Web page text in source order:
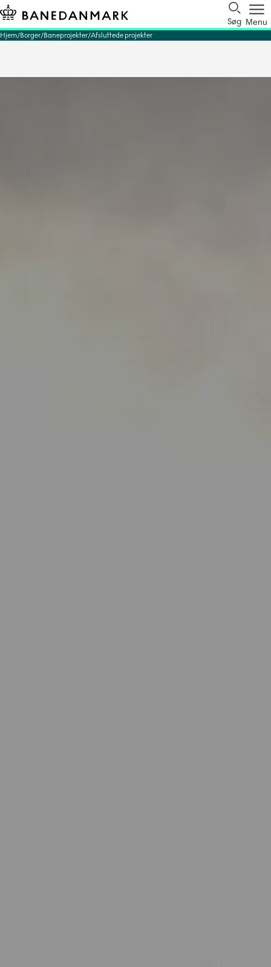
Søg Menu
Hjem Borger Baneprojekter Afsluttede projekter